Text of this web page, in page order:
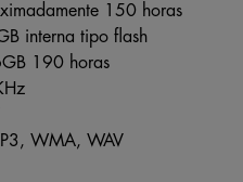
150 horas
interna tipo flash
190 horas
WMA, WAV